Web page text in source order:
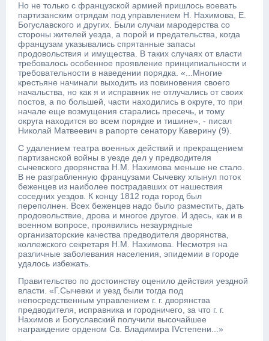
Но не только с французской армией пришлось воевать
партизанским отрядам под управлением Н. Нахимова, Е.
Богуславского и других. Были случаи мародерства со
стороны жителей уезда, а порой и предательства, когда
французам указывались спрятанные запасы
продовольствия и имущества. В таких случаях от власти
требовалось особенное проявление принципиальности и
требовательности в наведении порядка. «...Многие
крестьяне начинали выходить из повиновения своего
начальства, но как я и исправник не отлучались от своих
постов, а по большей, части находились в округе, то при
начале еще возмущения старались пресечь, и тому
округа находится во всем порядке и тишине», - писал
Николай Матвеевич в рапорте сенатору Каверину (9).
С удалением театра военных действий и прекращением
партизанской войны в уезде дел у предводителя
сычевского дворянства Н.М. Нахимова меньше не стало.
В не разграбленную французами Сычевку хлынул поток
беженцев из наиболее пострадавших от нашествия
соседних уездов. К концу 1812 года город был
переполнен. Всех беженцев надо было разместить, дать
продовольствие, дрова и многое другое. И здесь, как и в
военном вопросе, проявились незаурядные
организаторские качества предводителя дворянства,
коллежского секретаря Н.М. Нахимова. Несмотря на
различные заболевания населения, эпидемии в городе
удалось избежать.
Правительство по достоинству оценило действия уездной
власти. «Г.Сычевки и уезд были тогда под
непосредственным управлением г. г. дворянства
предводителя, исправника и городничего, за что г. г.
Нахимов и Богуславский получили высочайшее
награждение орденом Св. Владимира IVстепени...»